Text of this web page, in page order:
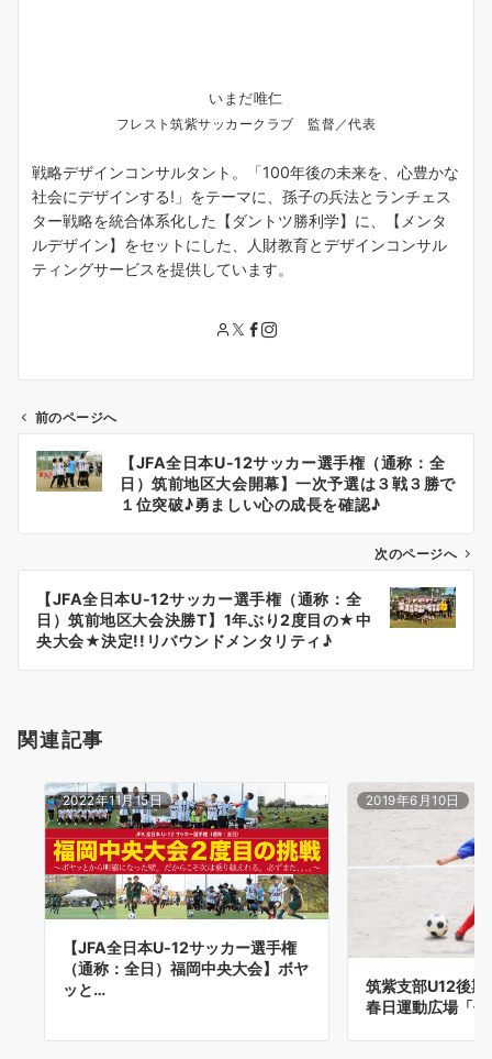
いまだ唯仁
フレスト筑紫サッカークラブ 監督／代表
戦略デザインコンサルタント。「100年後の未来を、心豊かな
社会にデザインする!」をテーマに、孫子の兵法とランチェス
ター戦略を統合体系化した【ダントツ勝利学】に、【メンタ
ルデザイン】をセットにした、人財教育とデザインコンサル
ティングサービスを提供しています。
ン
前のページへ
【JFA全日本U-12サッカー選手権（通称：全
日）筑前地区大会開幕】一次予選は３戦３勝で
１位突破♪勇ましい心の成長を確認♪
次のページへ
【JFA全日本U-12サッカー選手権（通称：全
日）筑前地区大会決勝T】1年ぶり2度目の★中
央大会★決定!!リバウンドメンタリティ♪
関連記事
2022年11月15日
【JFA全日本U-12サッカー選手権
（通称：全日）福岡中央大会】ボヤ
ッと…
2019年6月10日
筑紫支部U12後
春日運動広場「